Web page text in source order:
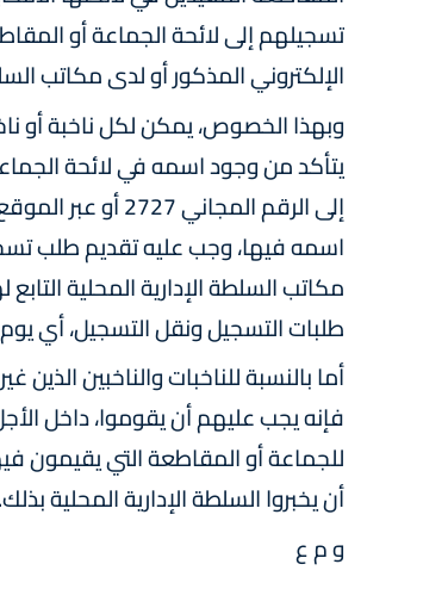
تسجيلهم إلى لائحة الجماعة أو
الإلكتروني المذكور أو لدى مكاتب
وبهذا الخصوص، يمكن لكل ناخبة أو
يتأكد من وجود اسمه في لائحة
إلى الرقم
اسمه فيها، وجب عليه تقديم طلب
مكاتب السلطة الإدارية المحلية
طلبات التسجيل ونقل التسجيل، أي يوم 13 يونيو 2026 في تمام الساعة الثانية عشرة (12) ليلا على أبعد تقدير.
أما بالنسبة للناخبات والناخبين
فإنه يجب عليهم أن يقوموا، داخل
للجماعة أو المقاطعة التي يقيمون
أن يخبروا السلطة الإدارية المحلية بذلك.
و م ع